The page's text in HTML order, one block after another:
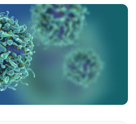
модели рака?